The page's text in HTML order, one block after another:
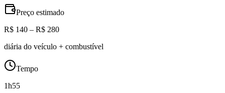
Preço estimado
R$ 140 – R$ 280
diária do veículo + combustível
Tempo
1h55